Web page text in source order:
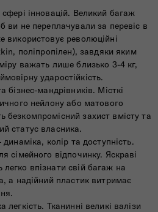
інновацій. Великий багаж
ви не переплачували за перевіс в
використовує революційні
поліпропілен), завдяки яким
важать лише близько 3-4 кг,
ударостійкість.
бізнес-мандрівників. Місткі
нейлону або матового
безкомпромісний захист вмісту та
статус власника.
колір та доступність.
сімейного відпочинку. Яскраві
впізнати свій багаж на
а надійний пластик витримає
Тканинні великі валізи